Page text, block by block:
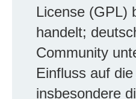
License (GPL)
handelt;
Community
Einfluss auf
insbesondere